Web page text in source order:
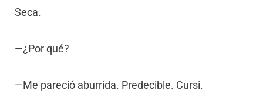
Seca.
—¿Por qué?
—Me pareció aburrida. Predecible. Cursi.